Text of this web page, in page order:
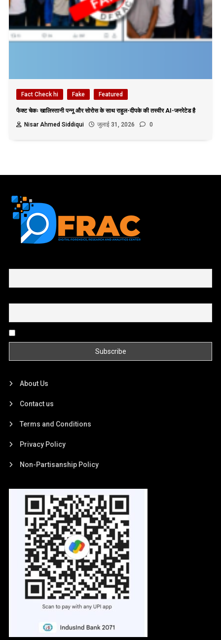
Fact Check hi Fake Featured
फैक्ट चेकः खालिस्तानी पन्नू और सोरोस के साथ राहुल-दीपके की तस्वीर AI-जनरेटेड है
Nisar Ahmed Siddiqui
जुलाई 31, 2026 0
About Us
Contact us
Terms and Conditions
Privacy Policy
Non-Partisanship Policy